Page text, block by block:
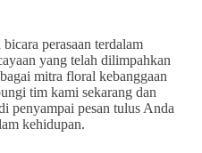
perasaan terdalam
yang telah dilimpahkan
mitra floral kebanggaan
tim kami sekarang dan
penyampai pesan tulus Anda
kehidupan.